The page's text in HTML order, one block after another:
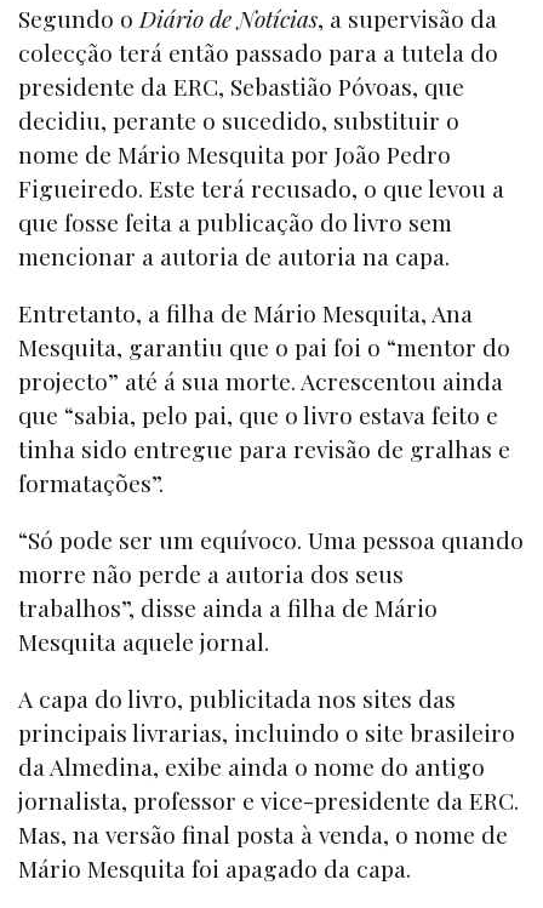
Segundo o Diário de Notícias, a supervisão da
colecção terá então passado para a tutela do
presidente da ERC, Sebastião Póvoas, que
decidiu, perante o sucedido, substituir o
nome de Mário Mesquita por João Pedro
Figueiredo. Este terá recusado, o que levou a
que fosse feita a publicação do livro sem
mencionar a autoria de autoria na capa.
Entretanto, a filha de Mário Mesquita, Ana
Mesquita, garantiu que o pai foi o “mentor do
projecto” até á sua morte. Acrescentou ainda
que “sabia, pelo pai, que o livro estava feito e
tinha sido entregue para revisão de gralhas e
formatações”.
“Só pode ser um equívoco. Uma pessoa quando
morre não perde a autoria dos seus
trabalhos”, disse ainda a filha de Mário
Mesquita aquele jornal.
A capa do livro, publicitada nos sites das
principais livrarias, incluindo o site brasileiro
da Almedina, exibe ainda o nome do antigo
jornalista, professor e vice-presidente da ERC.
Mas, na versão final posta à venda, o nome de
Mário Mesquita foi apagado da capa.